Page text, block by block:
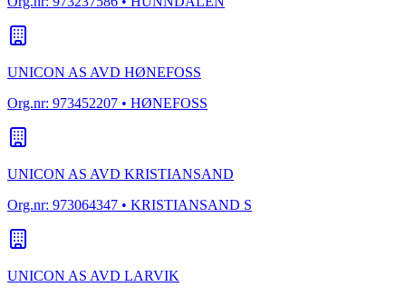
UNICON AS AVD HØNEFOSS
Org.nr: 973452207 • HØNEFOSS
UNICON AS AVD KRISTIANSAND
Org.nr: 973064347 • KRISTIANSAND S
UNICON AS AVD LARVIK